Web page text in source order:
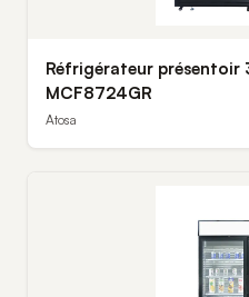
Réfrigérateur présentoir
MCF8724GR
Atosa